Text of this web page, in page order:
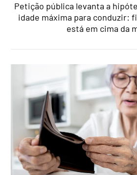
Petição pública levanta a
idade máxima para conduzir:
está em cima da